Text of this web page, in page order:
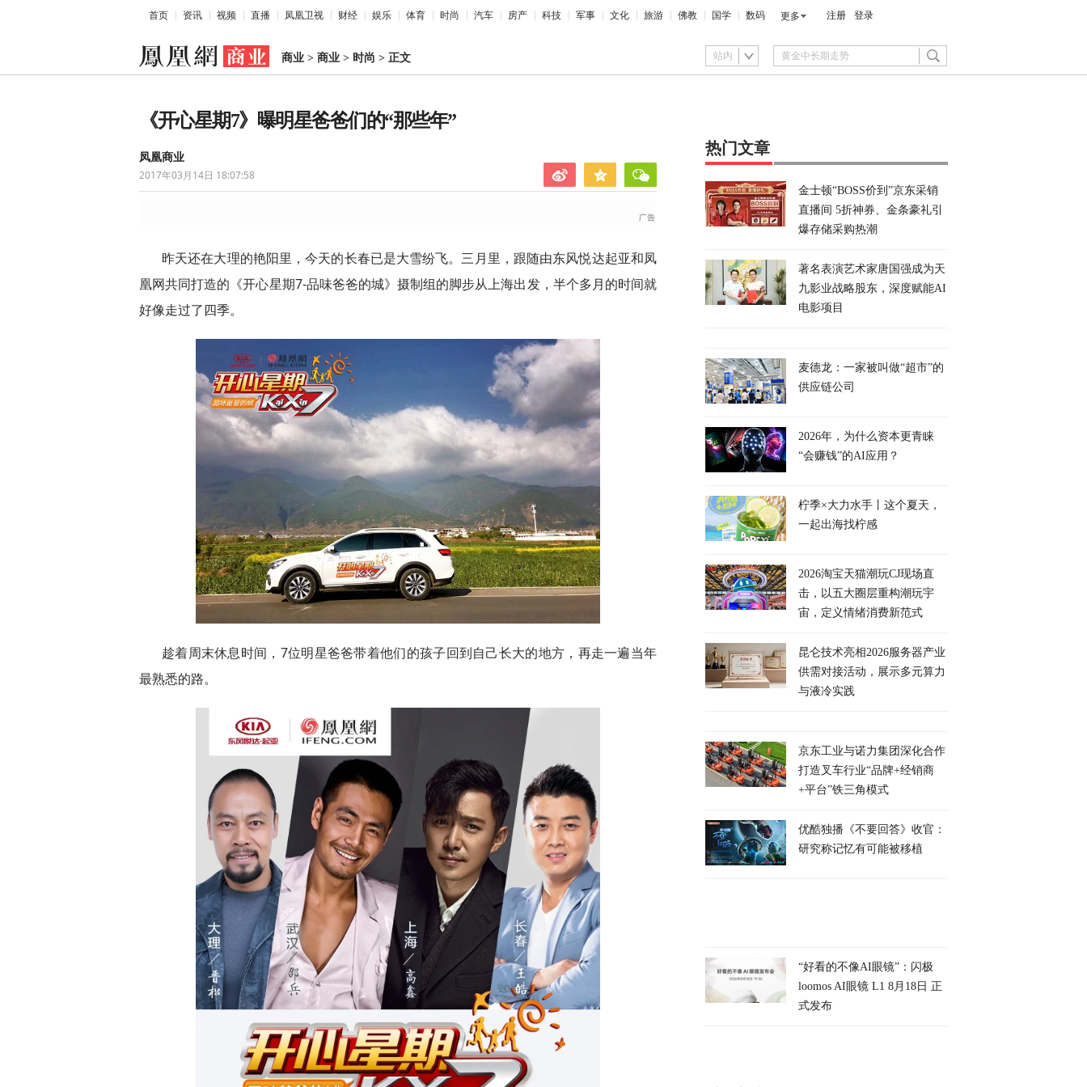
首页 资讯 视频 直播 凤凰卫视 财经 娱乐 体育 时尚 汽车 房产 科技 军事 文化 旅游 佛教 国学 数码 更多 注册 登录
商业 > 商业 > 时尚 > 正文 站内
《开心星期7》曝明星爸爸们的“那些年”
凤凰商业
2017年03月14日 18:07:58
昨天还在大理的艳阳里，今天的长春已是大雪纷飞。三月里，跟随由东风悦达起亚和凤
凰网共同打造的《开心星期7-品味爸爸的城》摄制组的脚步从上海出发，半个多月的时间就
好像走过了四季。
趁着周末休息时间，7位明星爸爸带着他们的孩子回到自己长大的地方，再走一遍当年
最熟悉的路。
热门文章
金士顿“BOSS价到”京东采销
直播间 5折神券、金条豪礼引
爆存储采购热潮
著名表演艺术家唐国强成为天
九影业战略股东，深度赋能AI
电影项目
麦德龙：一家被叫做“超市”的
供应链公司
2026年，为什么资本更青睐
“会赚钱”的AI应用？
柠季×大力水手丨这个夏天，
一起出海找柠感
2026淘宝天猫潮玩CJ现场直
击，以五大圈层重构潮玩宇
宙，定义情绪消费新范式
昆仑技术亮相2026服务器产业
供需对接活动，展示多元算力
与液冷实践
京东工业与诺力集团深化合作
打造叉车行业“品牌+经销商
+平台”铁三角模式
优酷独播《不要回答》收官：
研究称记忆有可能被移植
“好看的不像AI眼镜”：闪极
loomos AI眼镜 L1 8月18日 正
式发布